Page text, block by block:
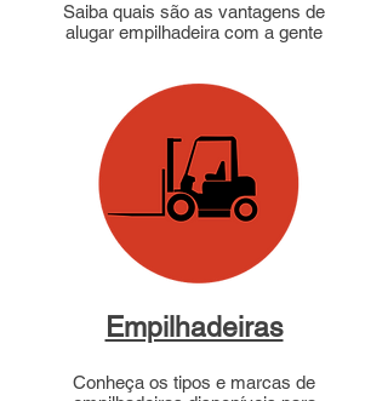
Saiba quais são as vantagens de
alugar empilhadeira com a gente
Empilhadeiras
Conheça os tipos e marcas de